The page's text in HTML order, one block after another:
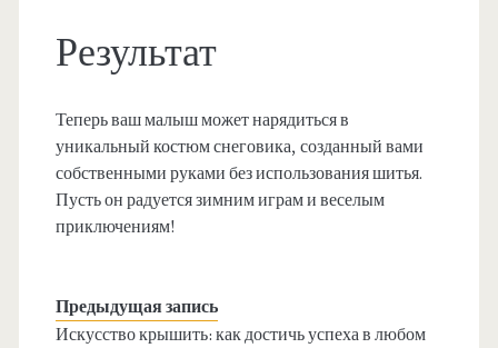
Результат
Теперь ваш малыш может нарядиться в
уникальный костюм снеговика, созданный вами
собственными руками без использования шитья.
Пусть он радуется зимним играм и веселым
приключениям!
Предыдущая запись
Искусство крышить: как достичь успеха в любом